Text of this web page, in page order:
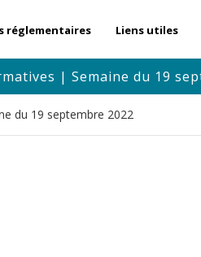
réglementaires Liens utiles
| Semaine du 19
du 19 septembre 2022